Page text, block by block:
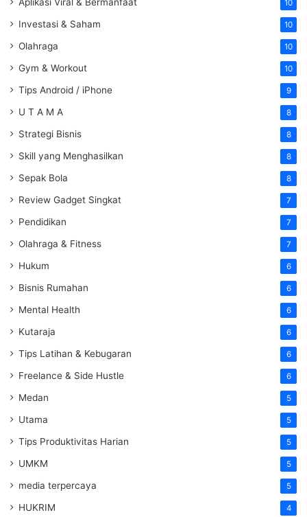
Aplikasi Viral & Bermanfaat 10
Investasi & Saham 10
Olahraga 10
Gym & Workout 10
Tips Android / iPhone 9
U T A M A 8
Strategi Bisnis 8
Skill yang Menghasilkan 8
Sepak Bola 8
Review Gadget Singkat 7
Pendidikan 7
Olahraga & Fitness 7
Hukum 6
Bisnis Rumahan 6
Mental Health 6
Kutaraja 6
Tips Latihan & Kebugaran 6
Freelance & Side Hustle 6
Medan 5
Utama 5
Tips Produktivitas Harian 5
UMKM 5
media terpercaya 5
HUKRIM 4